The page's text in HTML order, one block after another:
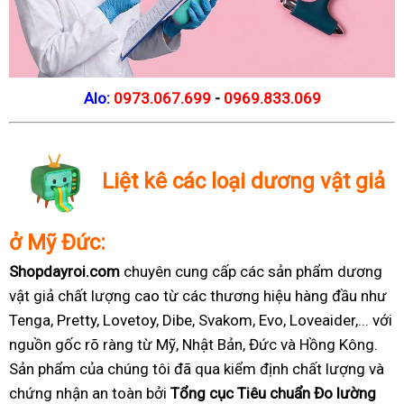
Alo: 0973.067.699 - 0969.833.069
Liệt kê các loại dương vật giả
ở Mỹ Đức:
Shopdayroi.com chuyên cung cấp các sản phẩm dương
vật giả chất lượng cao từ các thương hiệu hàng đầu như
Tenga, Pretty, Lovetoy, Dibe, Svakom, Evo, Loveaider,... với
nguồn gốc rõ ràng từ Mỹ, Nhật Bản, Đức và Hồng Kông.
Sản phẩm của chúng tôi đã qua kiểm định chất lượng và
chứng nhận an toàn bởi Tổng cục Tiêu chuẩn Đo lường